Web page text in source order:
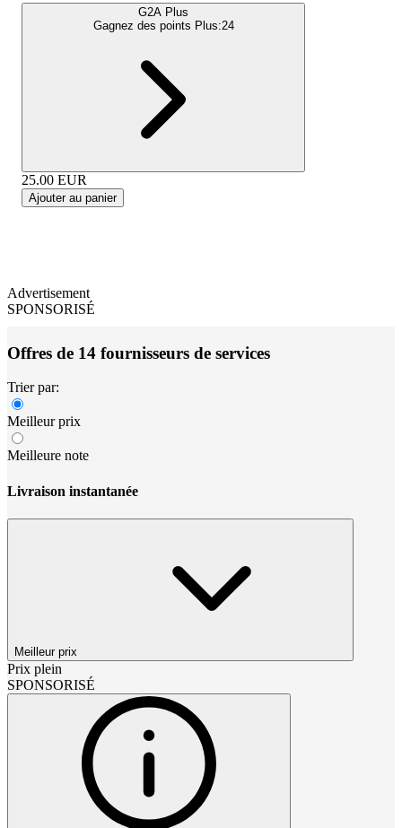
G2A Plus
Gagnez des points Plus:24
25.00 EUR
Ajouter au panier
Advertisement
SPONSORISÉ
Offres de 14 fournisseurs de services
Trier par:
Meilleur prix
Meilleure note
Livraison instantanée
Meilleur prix
Prix plein
SPONSORISÉ